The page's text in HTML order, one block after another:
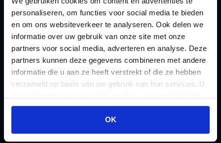
personaliseren, om functies voor social media te bieden
en om ons websiteverkeer te analyseren. Ook delen we
informatie over uw gebruik van onze site met onze
partners voor social media, adverteren en analyse. Deze
partners kunnen deze gegevens combineren met andere
informatie die u aan ze heeft verstrekt of die ze hebben
verzameld op basis van uw gebruik van hun services. U
gebruiken.
OK
Handige links
Afkoop Stamrecht
rekeningnummer
Jaarstukken opstellen
L
Lenen van de BV
Lijfrente BV
Liquidatie Pensioen BV
Loonadministratie